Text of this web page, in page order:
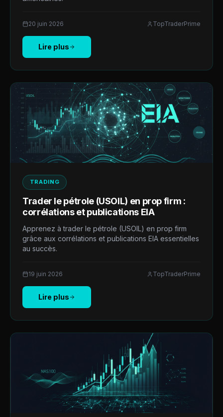
20 juin 2026 TopTraderPrime
Lire plus
TRADING
Trader le pétrole (USOIL) en prop firm :
corrélations et publications EIA
Apprenez à trader le pétrole (USOIL) en prop firm
grâce aux corrélations et publications EIA essentielles
au succès.
19 juin 2026 TopTraderPrime
Lire plus